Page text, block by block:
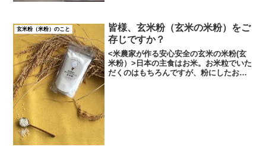
m(__)m玄米ですので普通の米粉よりも、
数段栄養価も高く、3...
玄米粉（米粉）のこと
皆様、玄米粉（玄米の米粉）をご
存じですか？
<米農家が作る安心安全の玄米の米粉(玄
米粉）>日本の主食はお米。お米粒でいた
だくのはもちろんですが、粉にしたお米